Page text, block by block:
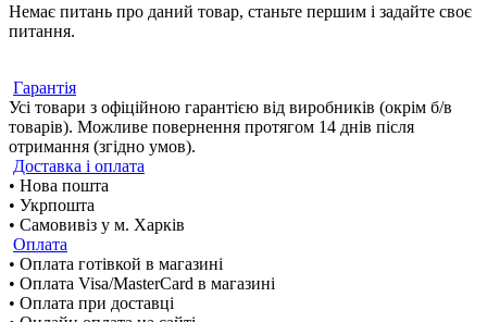
Немає питань про даний товар, станьте першим і задайте своє
питання.
Гарантія
Усі товари з офіційною гарантією від виробників (окрім б/в
товарів). Можливе повернення протягом 14 днів після
отримання (згідно умов).
Доставка і оплата
• Нова пошта
• Укрпошта
• Самовивіз у м. Харків
Оплата
• Оплата готівкой в магазині
• Оплата Visa/MasterCard в магазині
• Оплата при доставці